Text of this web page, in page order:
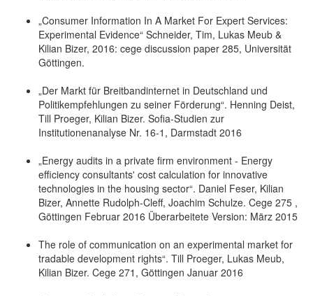
„Consumer Information In A Market For Expert Services:
Experimental Evidence“ Schneider, Tim, Lukas Meub &
Kilian Bizer, 2016: cege discussion paper 285, Universität
Göttingen.
„Der Markt für Breitbandinternet in Deutschland und
Politikempfehlungen zu seiner Förderung“. Henning Deist,
Till Proeger, Kilian Bizer. Sofia-Studien zur
Institutionenanalyse Nr. 16-1, Darmstadt 2016
„Energy audits in a private firm environment - Energy
efficiency consultants' cost calculation for innovative
technologies in the housing sector“. Daniel Feser, Kilian
Bizer, Annette Rudolph-Cleff, Joachim Schulze. Cege 275 ,
Göttingen Februar 2016 Überarbeitete Version: März 2015
The role of communication on an experimental market for
tradable development rights“. Till Proeger, Lukas Meub,
Kilian Bizer. Cege 271, Göttingen Januar 2016